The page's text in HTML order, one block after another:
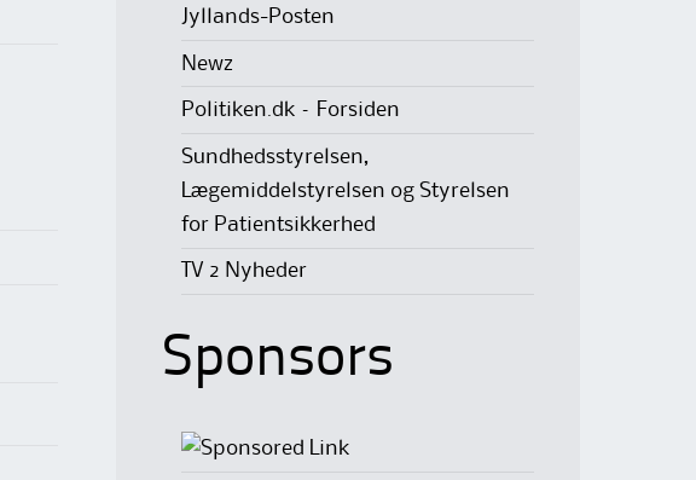
Jyllands-Posten
Newz
Politiken.dk – Forsiden
Sundhedsstyrelsen,
Lægemiddelstyrelsen og Styrelsen
for Patientsikkerhed
TV 2 Nyheder
Sponsors